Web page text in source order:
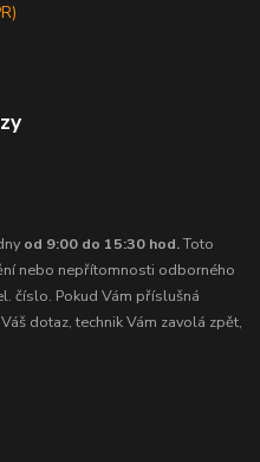
od 9:00 do 15:30 hod.Toto
nebo nepřítomnosti odborného
číslo. Pokud Vám příslušná
dotaz, technik Vám zavolá zpět,